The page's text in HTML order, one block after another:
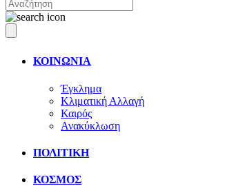
ΚΟΙΝΩΝΙΑ
Έγκλημα
Κλιματική Αλλαγή
Καιρός
Ανακύκλωση
ΠΟΛΙΤΙΚΗ
ΚΟΣΜΟΣ